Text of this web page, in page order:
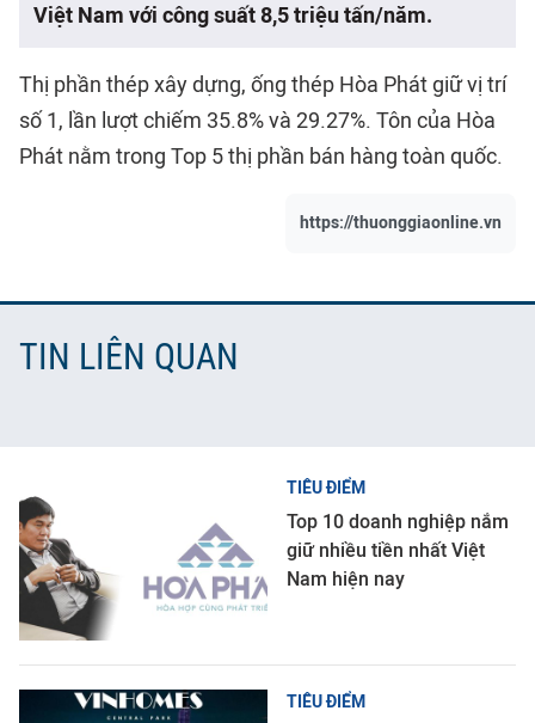
Việt Nam với công suất 8,5 triệu tấn/năm.
Thị phần thép xây dựng, ống thép Hòa Phát giữ vị trí
số 1, lần lượt chiếm 35.8% và 29.27%. Tôn của Hòa
Phát nằm trong Top 5 thị phần bán hàng toàn quốc.
https://thuonggiaonline.vn
TIN LIÊN QUAN
TIÊU ĐIỂM
Top 10 doanh nghiệp nắm
giữ nhiều tiền nhất Việt
Nam hiện nay
TIÊU ĐIỂM